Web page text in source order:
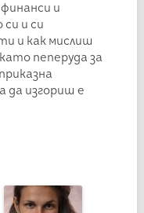
и
и си
и как мислиш
пеперуда за
изгориш е